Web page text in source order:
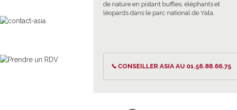
de nature en pistant buffles, éléphants et
léopards dans le parc national de Yala.
CONSEILLER ASIA AU 01.56.88.66.75